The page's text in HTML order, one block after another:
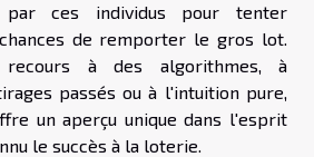
ces individus pour tenter
de remporter le gros lot.
à des algorithmes, à
passés ou à l'intuition pure,
un aperçu unique dans l'esprit
le succès à la loterie.